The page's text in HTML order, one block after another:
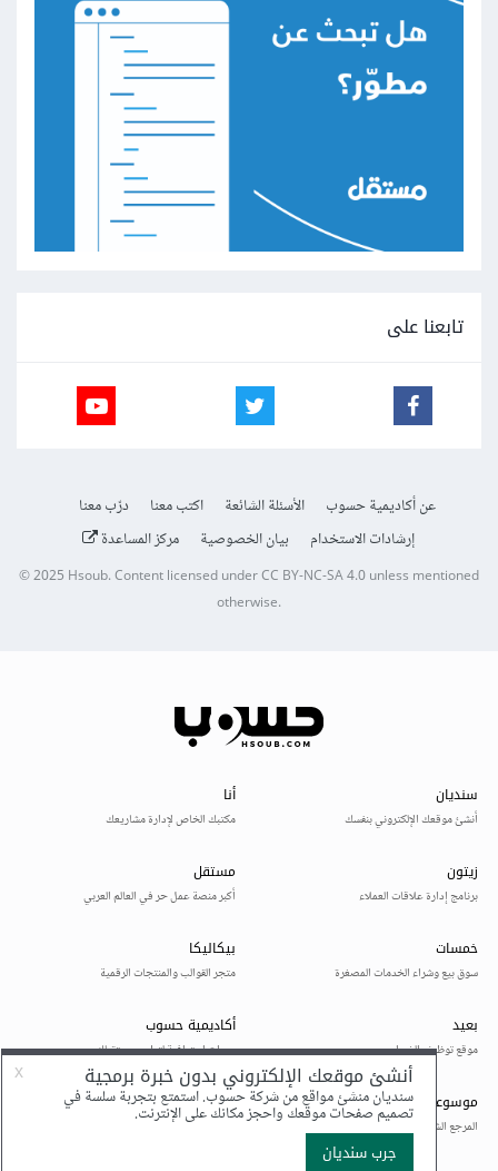
تابعنا على
عن أكاديمية حسوب الأسئلة الشائعة اكتب معنا
درّب معنا
إرشادات الاستخدام
بيان الخصوصية مركز المساعدة
© 2025Hsoub.Content licensed underCC BY-NC-SA 4.0unless mentioned
otherwise.